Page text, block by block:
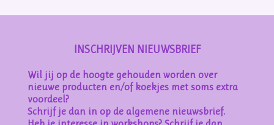
INSCHRIJVEN NIEUWSBRIEF
Wil jij op de hoogte gehouden worden over
nieuwe producten en/of koekjes met soms extra
voordeel?
Schrijf je dan in op de algemene nieuwsbrief.